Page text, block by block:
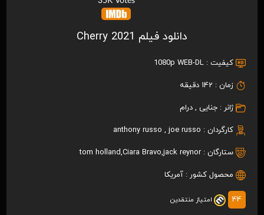
دانلود فیلم Cherry 2021
کیفیت : 1080p WEB-DL
زمان : 142 دقیقه
ژانر : جنایی ,درام
کارگردان : anthony russo , joe russo
ستارگان : tom holland,Ciara Bravo,jack reynor
محصول کشور : آمریکا
44 امتیاز منتقدین